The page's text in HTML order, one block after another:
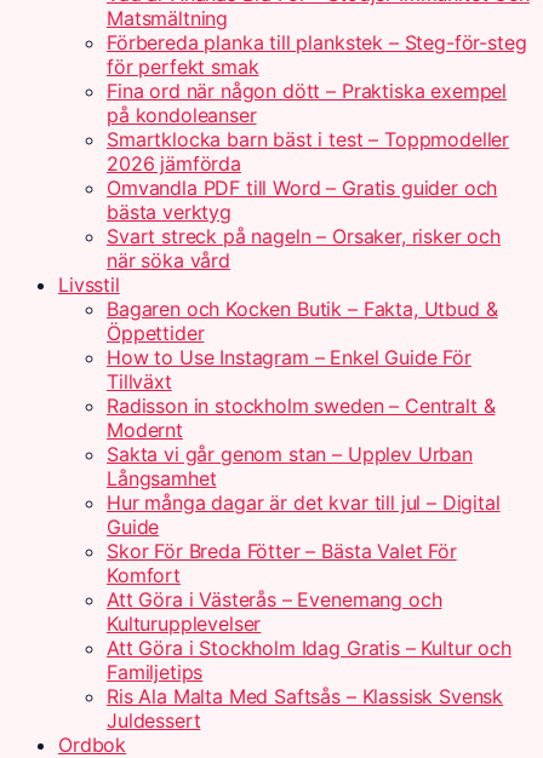
Matsmältning
Förbereda planka till plankstek – Steg-för-steg
för perfekt smak
Fina ord när någon dött – Praktiska exempel
på kondoleanser
Smartklocka barn bäst i test – Toppmodeller
2026 jämförda
Omvandla PDF till Word – Gratis guider och
bästa verktyg
Svart streck på nageln – Orsaker, risker och
när söka vård
Livsstil
Bagaren och Kocken Butik – Fakta, Utbud &
Öppettider
How to Use Instagram – Enkel Guide För
Tillväxt
Radisson in stockholm sweden – Centralt &
Modernt
Sakta vi går genom stan – Upplev Urban
Långsamhet
Hur många dagar är det kvar till jul – Digital
Guide
Skor För Breda Fötter – Bästa Valet För
Komfort
Att Göra i Västerås – Evenemang och
Kulturupplevelser
Att Göra i Stockholm Idag Gratis – Kultur och
Familjetips
Ris Ala Malta Med Saftsås – Klassisk Svensk
Juldessert
Ordbok